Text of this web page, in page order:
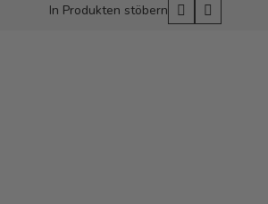
In Produkten stöbern